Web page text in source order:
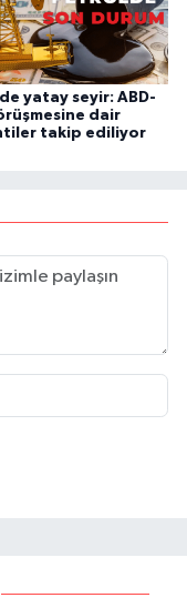
yatay seyir: ABD-
dair
takip ediliyor